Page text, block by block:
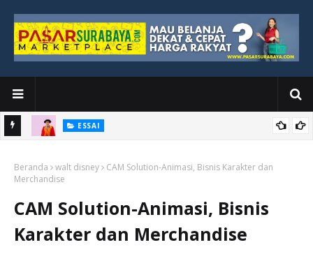
ESSAI
Tidak Berhenti di Panggung Wisuda
Beranda walt disney
CAM Solution-Animasi, Bisnis Karakter dan
Merchandise
CAM Solution-Animasi, Bisnis
Karakter dan Merchandise